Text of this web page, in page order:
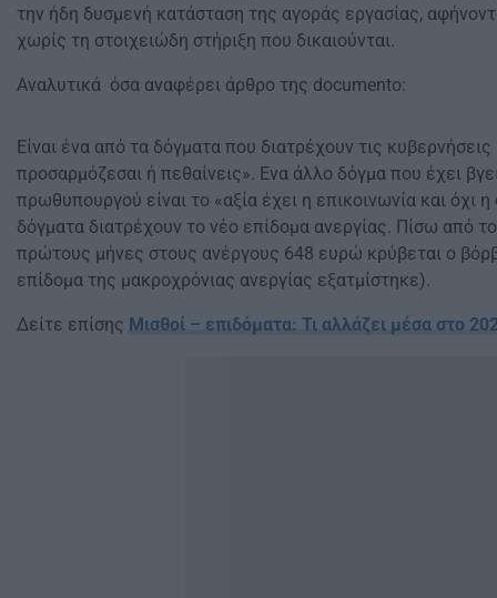
την ήδη δυσμενή κατάσταση της αγοράς εργασίας,
χωρίς τη στοιχειώδη στήριξη που δικαιούνται.
Αναλυτικά όσα αναφέρει άρθρο της documento:
Είναι ένα από τα δόγματα που διατρέχουν τις
προσαρμόζεσαι ή πεθαίνεις». Ενα άλλο δόγμα που έχει
πρωθυπουργού είναι το «αξία έχει η επικοινωνία και όχι
δόγματα διατρέχουν το νέο επίδομα ανεργίας. Πίσω από
πρώτους μήνες στους ανέργους 648 ευρώ κρύβεται ο
επίδομα της μακροχρόνιας ανεργίας εξατμίστηκε).
Δείτε επίσης Μισθοί – επιδόματα: Τι αλλάζει μέσα στο